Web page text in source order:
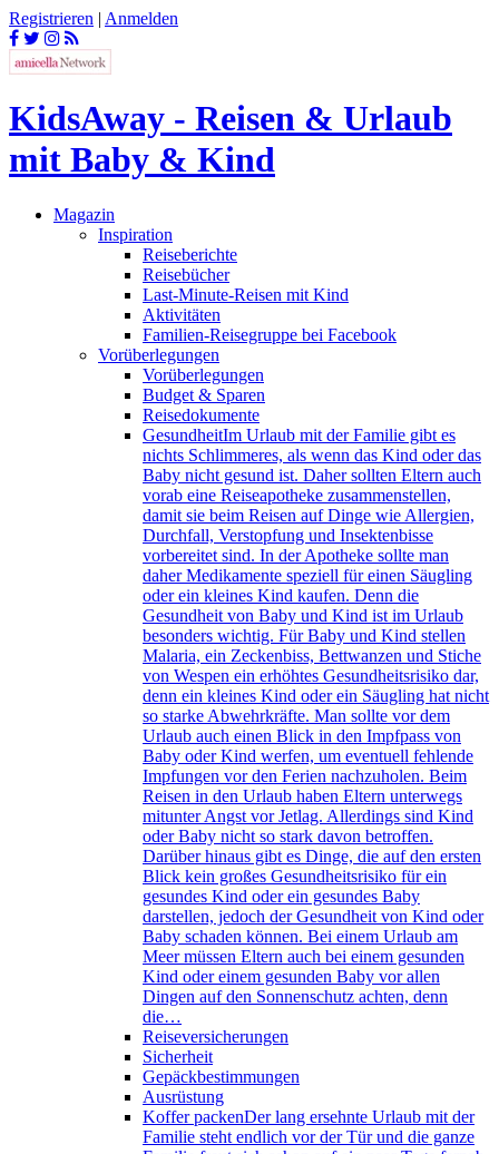
Registrieren | Anmelden
KidsAway - Reisen & Urlaub
mit Baby & Kind
Magazin
Inspiration
Reiseberichte
Reisebücher
Last-Minute-Reisen mit Kind
Aktivitäten
Familien-Reisegruppe bei Facebook
Vorüberlegungen
Vorüberlegungen
Budget & Sparen
Reisedokumente
GesundheitIm Urlaub mit der Familie gibt es
nichts Schlimmeres, als wenn das Kind oder das
Baby nicht gesund ist. Daher sollten Eltern auch
vorab eine Reiseapotheke zusammenstellen,
damit sie beim Reisen auf Dinge wie Allergien,
Durchfall, Verstopfung und Insektenbisse
vorbereitet sind. In der Apotheke sollte man
daher Medikamente speziell für einen Säugling
oder ein kleines Kind kaufen. Denn die
Gesundheit von Baby und Kind ist im Urlaub
besonders wichtig. Für Baby und Kind stellen
Malaria, ein Zeckenbiss, Bettwanzen und Stiche
von Wespen ein erhöhtes Gesundheitsrisiko dar,
denn ein kleines Kind oder ein Säugling hat nicht
so starke Abwehrkräfte. Man sollte vor dem
Urlaub auch einen Blick in den Impfpass von
Baby oder Kind werfen, um eventuell fehlende
Impfungen vor den Ferien nachzuholen. Beim
Reisen in den Urlaub haben Eltern unterwegs
mitunter Angst vor Jetlag. Allerdings sind Kind
oder Baby nicht so stark davon betroffen.
Darüber hinaus gibt es Dinge, die auf den ersten
Blick kein großes Gesundheitsrisiko für ein
gesundes Kind oder ein gesundes Baby
darstellen, jedoch der Gesundheit von Kind oder
Baby schaden können. Bei einem Urlaub am
Meer müssen Eltern auch bei einem gesunden
Kind oder einem gesunden Baby vor allen
Dingen auf den Sonnenschutz achten, denn
die…
Reiseversicherungen
Sicherheit
Gepäckbestimmungen
Ausrüstung
Koffer packenDer lang ersehnte Urlaub mit der
Familie steht endlich vor der Tür und die ganze